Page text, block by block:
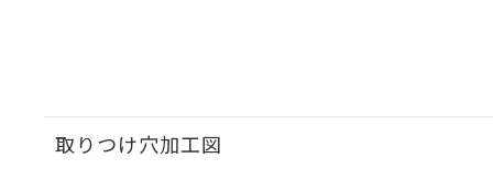
取りつけ穴加工図